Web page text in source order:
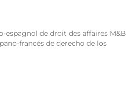
de
cassation
espagnol de droit des affaires M&B
francés de derecho de los